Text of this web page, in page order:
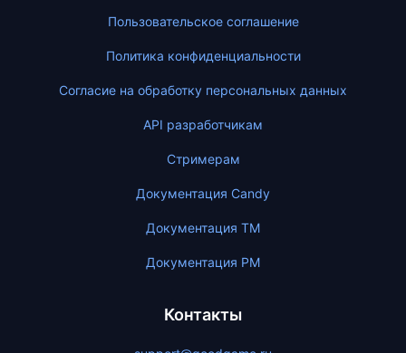
Пользовательское соглашение
Политика конфиденциальности
Согласие на обработку персональных данных
API разработчикам
Стримерам
Документация Candy
Документация ТМ
Документация PM
Контакты